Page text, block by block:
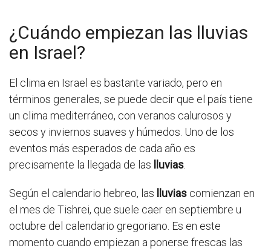
¿Cuándo empiezan las lluvias
en Israel?
El clima en Israel es bastante variado, pero en
términos generales, se puede decir que el país tiene
un clima mediterráneo, con veranos calurosos y
secos y inviernos suaves y húmedos. Uno de los
eventos más esperados de cada año es
precisamente la llegada de las lluvias
Según el calendario hebreo, las lluvias comienzan en
el mes de Tishrei, que suele caer en septiembre u
octubre del calendario gregoriano. Es en este
momento cuando empiezan a ponerse frescas las